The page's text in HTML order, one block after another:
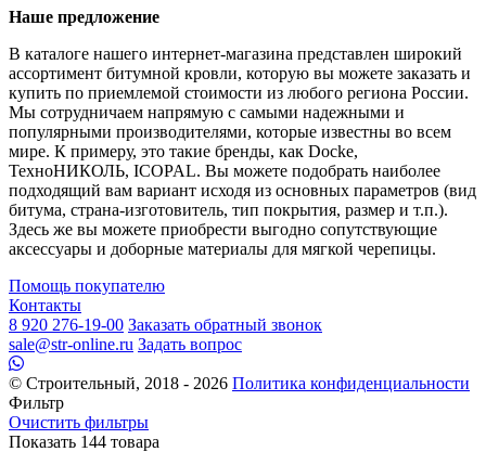
Наше предложение
В каталоге нашего интернет-магазина представлен широкий
ассортимент битумной кровли, которую вы можете заказать и
купить по приемлемой стоимости из любого региона России.
Мы сотрудничаем напрямую с самыми надежными и
популярными производителями, которые известны во всем
мире. К примеру, это такие бренды, как Docke,
ТехноНИКОЛЬ, ICOPAL. Вы можете подобрать наиболее
подходящий вам вариант исходя из основных параметров (вид
битума, страна-изготовитель, тип покрытия, размер и т.п.).
Здесь же вы можете приобрести выгодно сопутствующие
аксессуары и доборные материалы для мягкой черепицы.
Помощь покупателю
Контакты
8 920 276-19-00 Заказать обратный звонок
sale@str-online.ru Задать вопрос
© Строительный, 2018 - 2026 Политика конфиденциальности
Фильтр
Очистить фильтры
Показать 144 товара